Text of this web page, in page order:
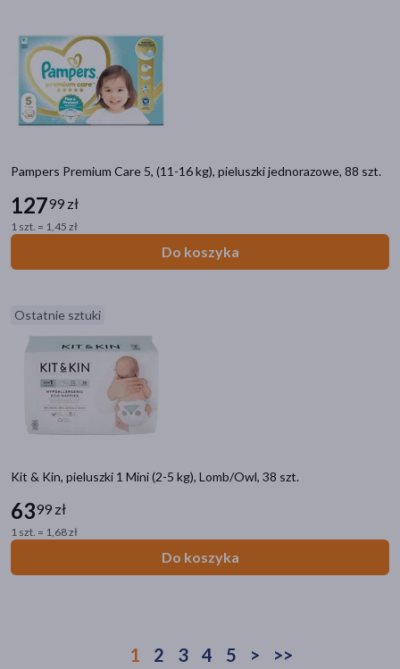
Pampers Premium Care 5, (11-16 kg), pieluszki jednorazowe, 88 szt.
12799 zł
1 szt. = 1,45 zł
Do koszyka
Ostatnie sztuki
Kit & Kin, pieluszki 1 Mini (2-5 kg), Lomb/Owl, 38 szt.
6399 zł
1 szt. = 1,68 zł
Do koszyka
1 2 3 4 5 > >>